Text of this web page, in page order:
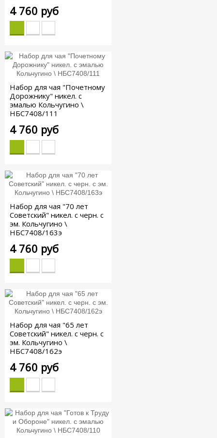
4 760 руб
Набор для чая "Почетному
Дорожнику" никел. с
эмалью Кольчугино \
НБС7408/111
4 760 руб
Набор для чая "70 лет
Советский" никел. с черн. с
эм. Кольчугино \
НБС7408/163э
4 760 руб
Набор для чая "65 лет
Советский" никел. с черн. с
эм. Кольчугино \
НБС7408/162э
4 760 руб